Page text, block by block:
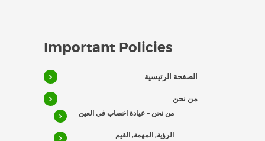
Important Policies
الصفحة الرئيسية
من نحن
من نحن – عيادة اخصاب في العين
الرؤية, المهمة, القيم